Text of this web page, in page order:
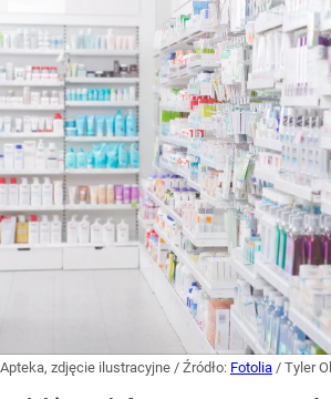
Apteka, zdjęcie ilustracyjne / Źródło: Fotolia / Tyler